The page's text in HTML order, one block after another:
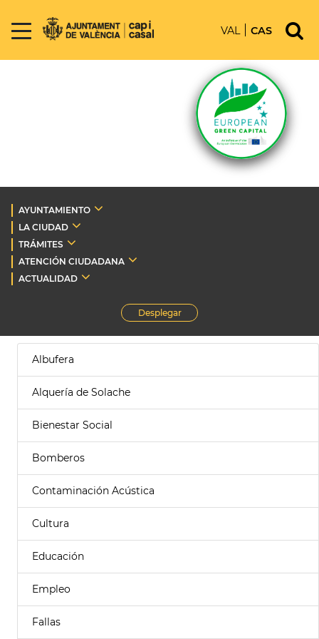
VAL CAS
AYUNTAMIENTO
LA CIUDAD
TRÁMITES
ATENCIÓN CIUDADANA
ACTUALIDAD
Desplegar
Albufera
Alquería de Solache
Bienestar Social
Bomberos
Contaminación Acústica
Cultura
Educación
Empleo
Fallas